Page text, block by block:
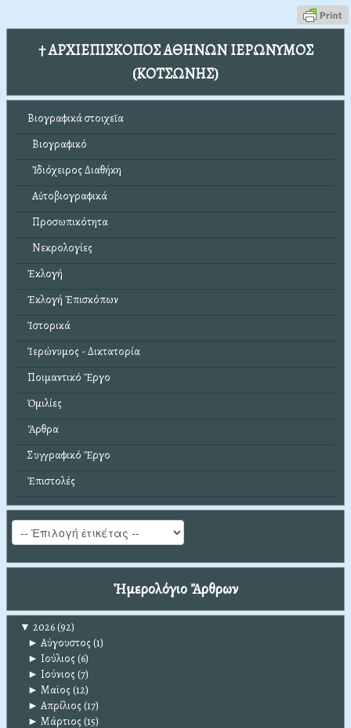
† ΑΡΧΙΕΠΙΣΚΟΠΟΣ ΑΘΗΝΩΝ ΙΕΡΩΝΥΜΟΣ
(ΚΟΤΣΩΝΗΣ)
Βιογραφικά στοιχεῖα
Βιογραφικό
Ἰδιόχειρος Διαθήκη
Αὐτοβιογραφικά
Προσωπικότητα
Νεκρολογίες
Ἐκλογή
Ἐκλογή Ἐπισκόπων
Ἱστορικά
Ἱερώνυμος - Δικτατορία
Ποιμαντικό Ἔργο
Ὁμιλίες
Ἄρθρα
Συγγραφικό Ἔργο
Ἐπιστολές
Ἡμερολόγιο Ἄρθρων
▼ 2026(92)
► Αύγουστος (1)
► Ιούλιος (6)
► Ιούνιος (7)
► Μαϊος (12)
► Απρίλιος (17)
► Μάρτιος (15)